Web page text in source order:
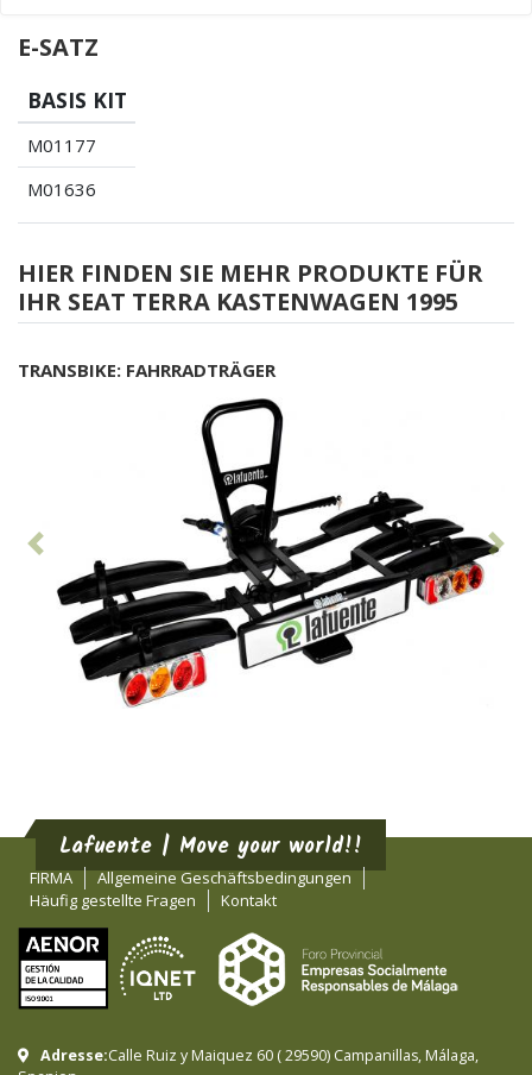
E-SATZ
BASIS KIT
M01177
M01636
HIER FINDEN SIE MEHR PRODUKTE FÜR
IHR SEAT TERRA KASTENWAGEN 1995
TRANSBIKE: FAHRRADTRÄGER
Lafuente | Move your world!!
FIRMA
Allgemeine Geschäftsbedingungen
Häufig gestellte Fragen
Kontakt
Adresse:Calle Ruiz y Maiquez 60 (29590) Campanillas, Málaga,